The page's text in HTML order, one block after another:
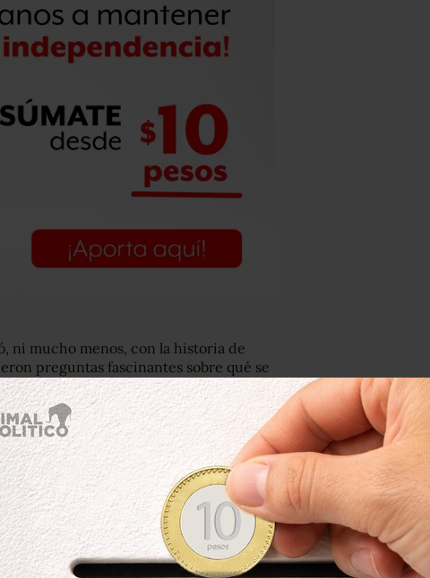
ni mucho menos, con la historia de
preguntas fascinantes sobre qué se
de la mezquita.
la BBC envió un equipo al conjunto de
recientemente dentro de la colina.
utilizando una técnica llamada
de los misterios que quedaron sin